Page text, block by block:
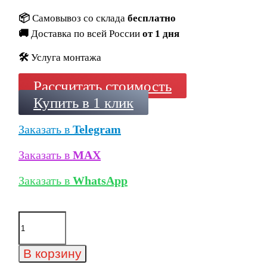
📦 Самовывоз со склада бесплатно
🚚 Доставка по всей России от 1 дня
🛠️ Услуга монтажа
Рассчитать стоимость
Купить в 1 клик
Заказать в Telegram
Заказать в MAX
Заказать в WhatsApp
Количество
товара
длинная
Exagres
В корзину